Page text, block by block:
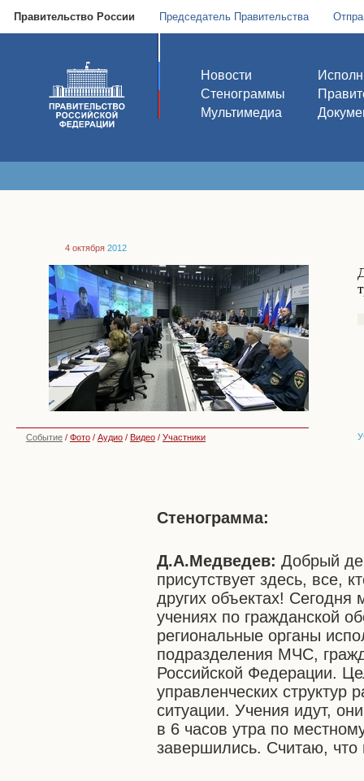
Правительство России Председатель Правительства
Новости
Стенограммы
Мультимедиа
4 октября 2012
Событие / Фото / Аудио / Видео / Участники
Стенограмма:
Д.А.Медведев: Добрый
присутствует здесь, все,
других объектах!
учениях по гражданской
региональные органы
подразделения МЧС,
Российской Федерации.
управленческих структур
ситуации. Учения идут,
в 6 часов утра по
завершились. Считаю,